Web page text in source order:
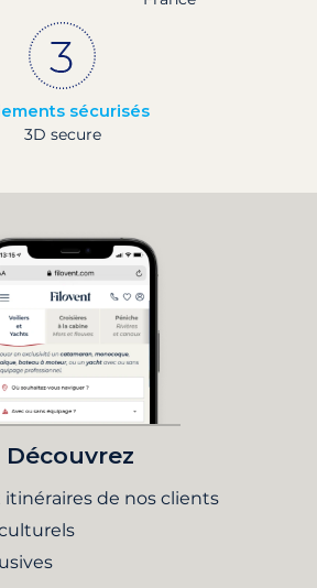
sécurisés
3D secure
Découvrez
itinéraires de nos clients